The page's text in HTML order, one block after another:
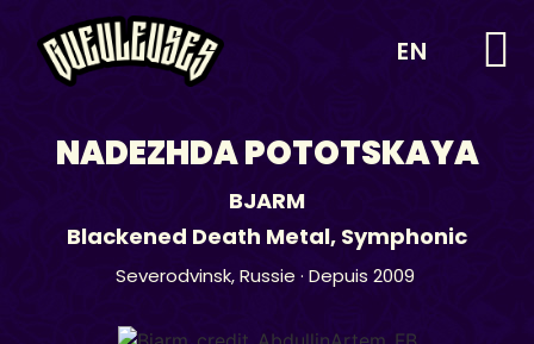
EN
NADEZHDA POTOTSKAYA
BJARM
Blackened Death Metal, Symphonic
Severodvinsk, Russie · Depuis 2009